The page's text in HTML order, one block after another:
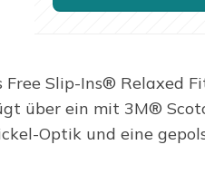
Slip-Ins® Relaxed
über ein mit 3M®
Optik und eine